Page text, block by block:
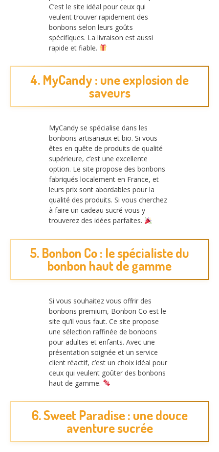
C’est le site idéal pour ceux qui
veulent trouver rapidement des
bonbons selon leurs goûts
spécifiques. La livraison est aussi
rapide et fiable.
4. MyCandy : une explosion de
saveurs
MyCandy se spécialise dans les
bonbons artisanaux et bio. Si vous
êtes en quête de produits de qualité
supérieure, c’est une excellente
option. Le site propose des bonbons
fabriqués localement en France, et
leurs prix sont abordables pour la
qualité des produits. Si vous cherchez
à faire un cadeau sucré vous y
trouverez des idées parfaites.
5. Bonbon Co : le spécialiste du
bonbon haut de gamme
Si vous souhaitez vous offrir des
bonbons premium, Bonbon Co est le
site qu’il vous faut. Ce site propose
une sélection raffinée de bonbons
pour adultes et enfants. Avec une
présentation soignée et un service
client réactif, c’est un choix idéal pour
ceux qui veulent goûter des bonbons
haut de gamme.
6. Sweet Paradise : une douce
aventure sucrée